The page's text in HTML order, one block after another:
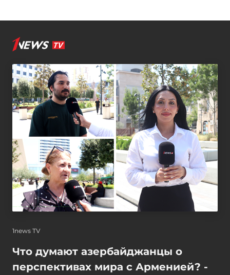
1news TV
Что думают азербайджанцы о
перспективах мира с Арменией? -